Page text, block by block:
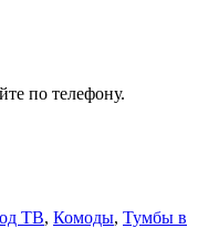
по телефону.
ТВ, Комоды, Тумбы в